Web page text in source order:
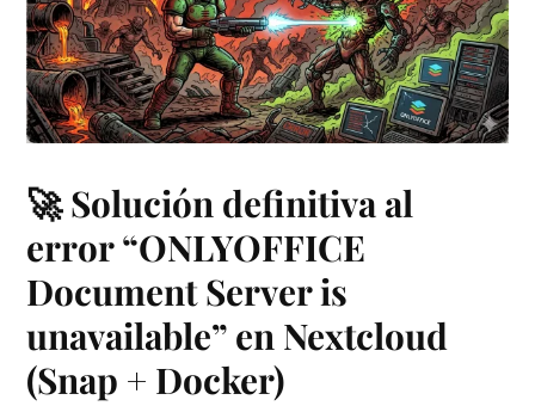
🚀 Solución definitiva al
error “ONLYOFFICE
Document Server is
unavailable” en Nextcloud
(Snap + Docker)